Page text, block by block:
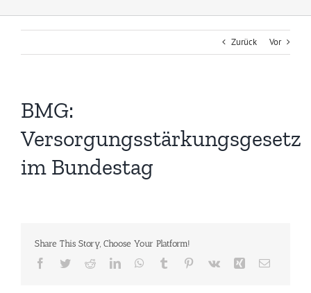
Zurück Vor
BMG:
Versorgungsstärkungsgesetz
im Bundestag
Share This Story, Choose Your Platform!
Facebook
TwitterRedditLinkedInWhatsApp
Tumblr Pinterest
Vk Xing E-